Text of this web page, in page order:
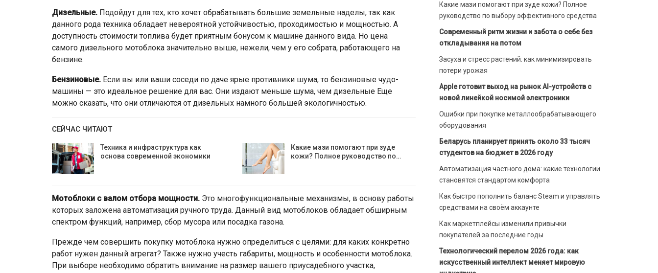
Дизельные. Подойдут для тех, кто хочет обрабатывать большие земельные наделы, так как
данного рода техника обладает невероятной устойчивостью, проходимостью и мощностью. А
доступность стоимости топлива будет приятным бонусом к машине данного вида. Но цена
самого дизельного мотоблока значительно выше, нежели, чем у его собрата, работающего на
бензине.
Бензиновые. Если вы или ваши соседи по даче ярые противники шума, то бензиновые чудо-
машины — это идеальное решение для вас. Они издают меньше шума, чем дизельные Еще
можно сказать, что они отличаются от дизельных намного большей экологичностью.
СЕЙЧАС ЧИТАЮТ
Техника и инфраструктура как
основа современной экономики
Какие мази помогают при зуде
кожи? Полное руководство по…
Мотоблоки с валом отбора мощности. Это многофункциональные механизмы, в основу работы
которых заложена автоматизация ручного труда. Данный вид мотоблоков обладает обширным
спектром функций, например, сбор мусора или посадка газона.
Прежде чем совершить покупку мотоблока нужно определиться с целями: для каких конкретно
работ нужен данный агрегат? Также нужно учесть габариты, мощность и особенности мотоблока.
При выборе необходимо обратить внимание на размер вашего приусадебного участка,
Какие мази помогают при зуде кожи? Полное
руководство по выбору эффективного средства
Современный ритм жизни и забота о себе без
откладывания на потом
Засуха и стресс растений: как минимизировать
потери урожая
Apple готовит выход на рынок AI-устройств с
новой линейкой носимой электроники
Ошибки при покупке металлообрабатывающего
оборудования
Беларусь планирует принять около 33 тысяч
студентов на бюджет в 2026 году
Автоматизация частного дома: какие технологии
становятся стандартом комфорта
Как быстро пополнить баланс Steam и управлять
средствами на своём аккаунте
Как маркетплейсы изменили привычки
покупателей за последние годы
Технологический перелом 2026 года: как
искусственный интеллект меняет мировую